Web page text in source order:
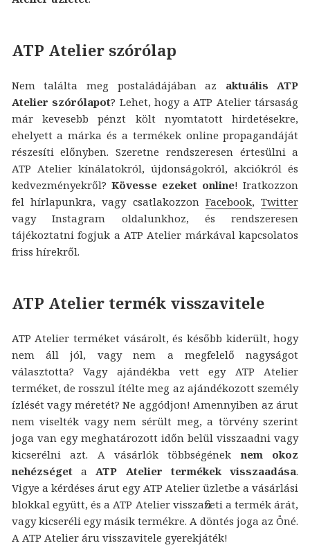
ATP Atelier szórólap
Nem találta meg postaládájában az aktuális ATP
Atelier szórólapot? Lehet, hogy a ATP Atelier társaság
már kevesebb pénzt költ nyomtatott hirdetésekre,
ehelyett a márka és a termékek online propagandáját
részesíti előnyben. Szeretne rendszeresen értesülni a
ATP Atelier kínálatokról, újdonságokról, akciókról és
kedvezményekről? Kövesse ezeket online! Iratkozzon
fel hírlapunkra, vagy csatlakozzonFacebook,Twitter
vagy Instagram oldalunkhoz, és rendszeresen
tájékoztatni fogjuk a ATP Atelier márkával kapcsolatos
friss hírekről.
ATP Atelier termék visszavitele
ATP Atelier terméket vásárolt, és később kiderült, hogy
nem áll jól, vagy nem a megfelelő nagyságot
választotta? Vagy ajándékba vett egy ATP Atelier
terméket, de rosszul ítélte meg az ajándékozott személy
ízlését vagy méretét? Ne aggódjon! Amennyiben az árut
nem viselték vagy nem sérült meg, a törvény szerint
joga van egy meghatározott időn belül visszaadni vagy
kicserélni azt. A vásárlók többségéneknem okoz
nehézségeta ATP Atelier termékek visszaadása.
Vigye a kérdéses árut egy ATP Atelier üzletbe a vásárlási
blokkal együtt, és a ATP Atelier visszafizeti a termék árát,
vagy kicseréli egy másik termékre. A döntés joga az Öné.
A ATP Atelier áru visszavitele gyerekjáték!